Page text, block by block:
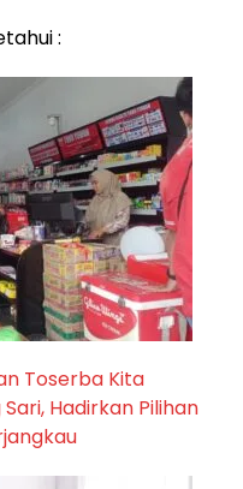
:
Toserba Kita
Hadirkan Pilihan